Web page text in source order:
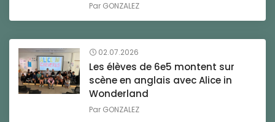
Par GONZALEZ
02.07.2026
Les élèves de 6e5 montent sur
scène en anglais avec Alice in
Wonderland
Par GONZALEZ